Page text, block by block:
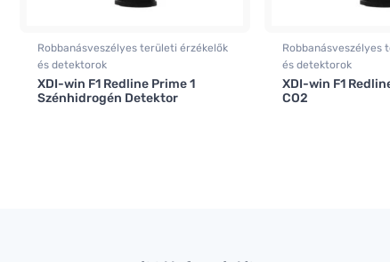
Robbanásveszélyes területi érzékelők
és detektorok
XDI-win F1 Redline Prime 1
Szénhidrogén Detektor
Robbanásveszélyes
és detektorok
XDI-win F1
CO2